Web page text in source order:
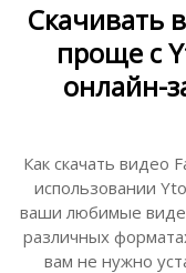
Скачивать
проще с
онлайн-
Как скачать видео
использовании
ваши любимые
различных
вам не нужно